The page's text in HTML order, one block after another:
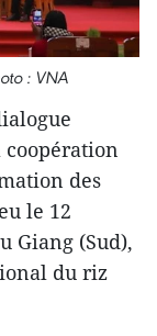
: VNA
des
le 12
Giang (Sud),
du riz